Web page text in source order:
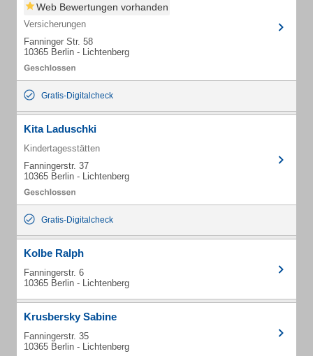
Web Bewertungen vorhanden
Versicherungen
Fanninger Str. 58
10365 Berlin - Lichtenberg
Gratis-Digitalcheck
Kita Laduschki
Kindertagesstätten
Fanningerstr. 37
10365 Berlin - Lichtenberg
Gratis-Digitalcheck
Kolbe Ralph
Fanningerstr. 6
10365 Berlin - Lichtenberg
Krusbersky Sabine
Fanningerstr. 35
10365 Berlin - Lichtenberg